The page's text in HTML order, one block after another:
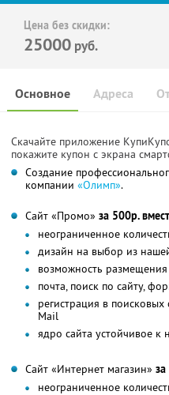
Цена без скидки:
25000 руб.
Основное Адреса
Скачайте приложение
покажите купон с экрана
Создание
компании «Олимп».
Сайт «Промо» за 500р.
неограниченное
дизайн на выбор из
возможность
почта, поиск по сайту,
регистрация в поисковых
Mail
ядро сайта устойчивое к
Сайт «Интернет магазин»
неограниченное